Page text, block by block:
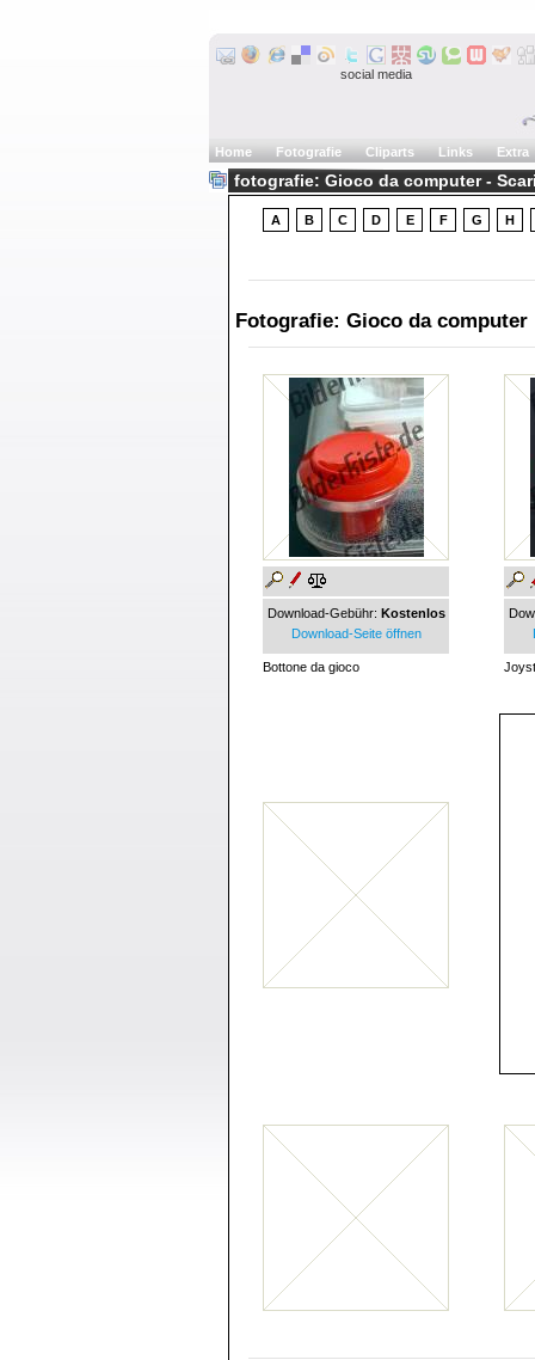
social media
Home Fotografie Cliparts Links Extra
fotografie: Gioco da computer -
A B C D E F G H
Fotografie: Gioco da computer
Download-Gebühr: Kostenlos
Download-Seite öffnen
Bottone da gioco